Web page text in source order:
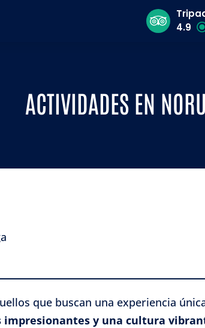
4.9
ACTIVIDADES EN
que buscan una experiencia
impresionantes y una cultura